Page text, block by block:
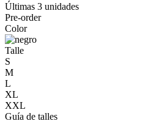
Últimas 3 unidades
Pre-order
Color
Talle
S
M
L
XL
XXL
Guía de talles